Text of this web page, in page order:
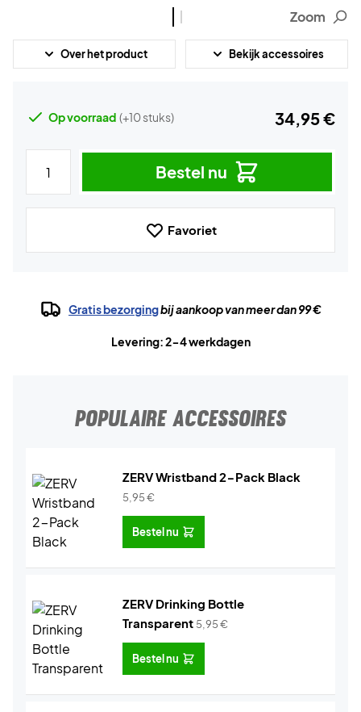
Zoom
Over het product Bekijk accessoires
Op voorraad (+10 stuks) 34,95 €
Bestel nu
Favoriet
Gratis bezorgingbij aankoop van meer dan 99 €
Levering: 2-4 werkdagen
POPULAIRE ACCESSOIRES
ZERV Wristband 2-Pack Black
5,95€
Bestel nu
ZERV Drinking Bottle
Transparent 5,95€
Bestel nu